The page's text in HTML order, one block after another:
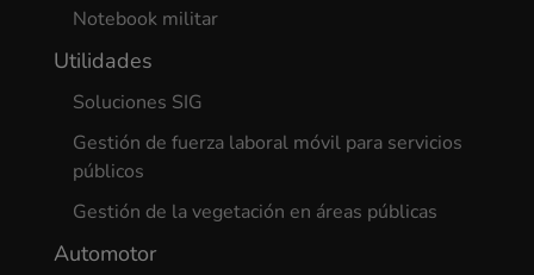
Notebook militar
Utilidades
Soluciones SIG
Gestión de fuerza laboral móvil para servicios
públicos
Gestión de la vegetación en áreas públicas
Automotor